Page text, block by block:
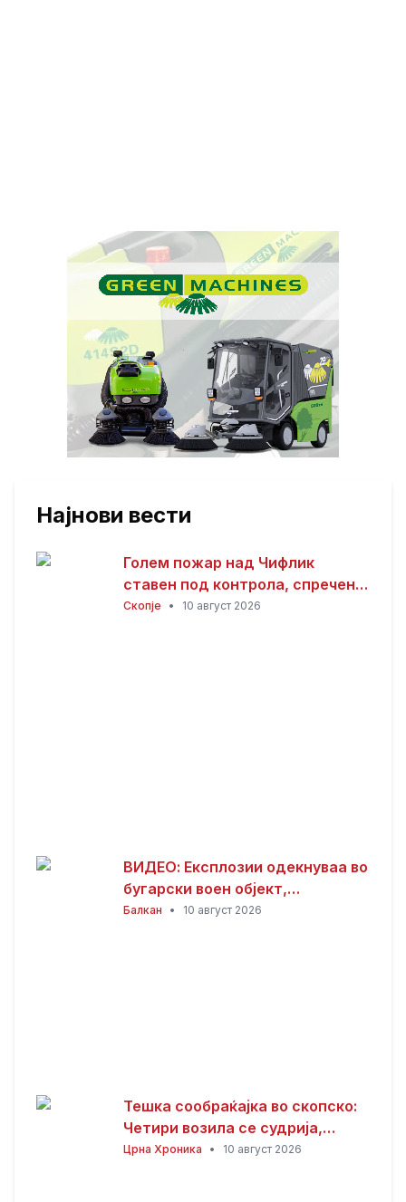
Најнови вести
Голем пожар над Чифлик
ставен под контрола, спречено
ширење кон боровата шума на
Скопје • 10 август 2026
ВИДЕО: Експлозии одекнуваа во
бугарски воен објект,
евакуирани 300 работници
Балкан • 10 август 2026
Тешка сообраќајка во скопско:
Четири возила се судрија,
седум лица повредени
Црна Хроника • 10 август 2026